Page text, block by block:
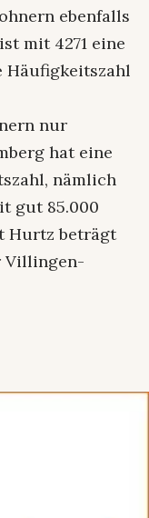
ebenfalls
mit 4271 eine
Häufigkeitszahl
nur
hat eine
nämlich
gut 85.000
Hurtz beträgt
Villingen-